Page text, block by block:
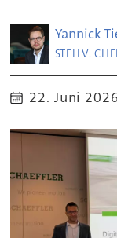
Yannick
STELLV.
22. Juni